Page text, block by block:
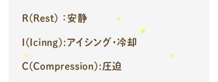
R(Rest) ：安静
I(Icinng):アイシング・冷却
C(Compression):圧迫